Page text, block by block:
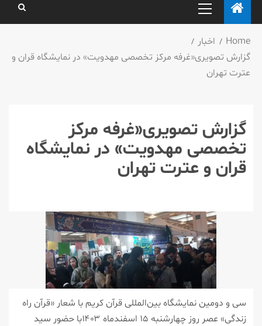
Home
اخبار
گزارش تصویری«غرفه مرکز تخصصی مهدویت» در نمایشگاه قران و
عترت تهران
گزارش تصویری«غرفه مرکز
تخصصی مهدویت» در نمایشگاه
قران و عترت تهران
سی و دومین نمایشگاه بین‌المللی قرآن کریم با شعار «قرآن راه
زندگی» عصر روز چهارشنبه ۱۵ اسفندماه ۱۴۰۳با حضور سید